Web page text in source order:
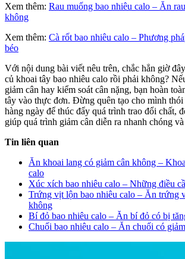
Xem thêm: Rau muống bao nhiêu calo – Ăn
không
Xem thêm: Cà rốt bao nhiêu calo – Phương
béo
Với nội dung bài viết nêu trên, chắc hẳn giờ
củ khoai tây bao nhiêu calo rồi phải không?
giảm cân hay kiểm soát cân nặng, bạn hoàn
tây vào thực đơn. Đừng quên tạo cho mình thói
hàng ngày để thúc đẩy quá trình trao đổi chất,
giúp quá trình giảm cân diễn ra nhanh chóng
Tin liên quan
Ăn khoai lang có giảm cân không –
calo
Xúc xích bao nhiêu calo – Những điều
Trứng vịt lộn bao nhiêu calo – Ăn trứng
không
Bí đỏ bao nhiêu calo – Ăn bí đỏ có bị
Chuối bao nhiêu calo – Ăn chuối có